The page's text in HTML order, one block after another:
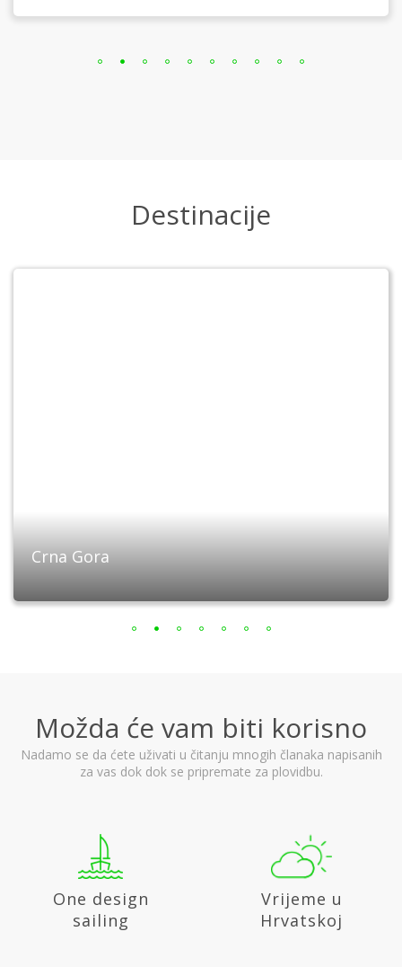
Destinacije
Crna Gora
Možda će vam biti korisno
Nadamo se da ćete uživati u čitanju mnogih članaka napisanih
za vas dok dok se pripremate za plovidbu.
Vrijeme u
Hrvatskoj
Nacionalni
Parkovi u